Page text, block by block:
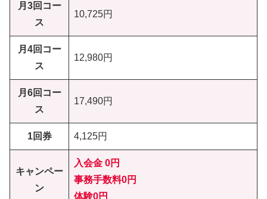
月3回コー
ス
10,725円
月4回コー
ス
12,980円
月6回コー
ス
17,490円
1回券 4,125円
キャンペー
ン
入会金 0円
事務手数料0円
体験0円